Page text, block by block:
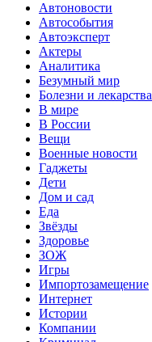
Автоновости
Автособытия
Автоэксперт
Актеры
Аналитика
Безумный мир
Болезни и лекарства
В мире
В России
Вещи
Военные новости
Гаджеты
Дети
Дом и сад
Еда
Звёзды
Здоровье
ЗОЖ
Игры
Импортозамещение
Интернет
Истории
Компании